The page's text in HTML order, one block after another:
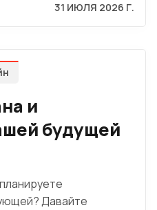
31 ИЮЛЯ 2026 Г.
и
будущей
Давайте